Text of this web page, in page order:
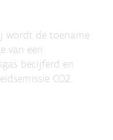
wordt de toename
van een
becijferd en
CO2.